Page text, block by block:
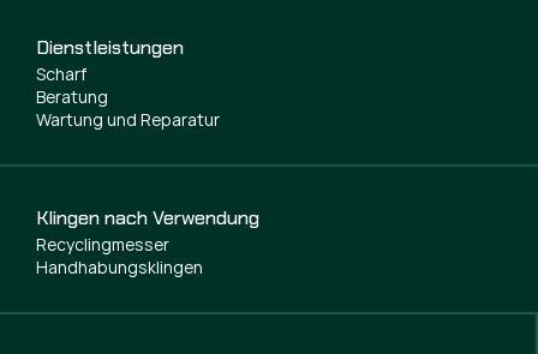
Dienstleistungen
Scharf
Beratung
Wartung und Reparatur
Klingen nach Verwendung
Recyclingmesser
Handhabungsklingen